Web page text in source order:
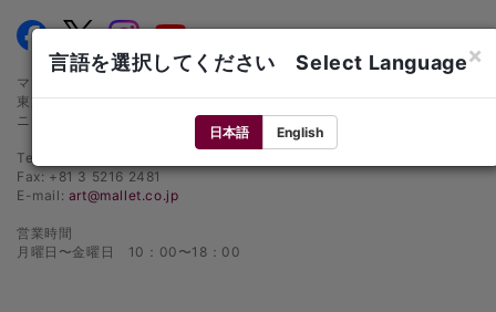
マレットインターナショナル オークションハウス
東京都千代田区麹町1-3-1
ニッセイ半蔵門ビル1階
Tel.: +81 3 5216 2480
Fax: +81 3 5216 2481
E-mail: art@mallet.co.jp
営業時間
月曜日〜金曜日 10：00〜18：00
言語を選択してください Select Language×
日本語 English